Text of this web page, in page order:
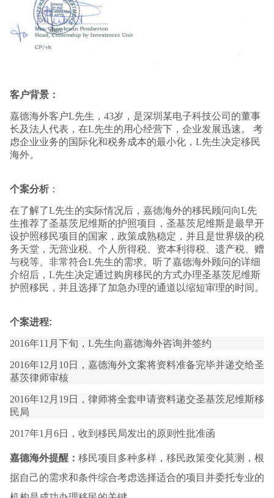
客户背景：
嘉德海外客户L先生，43岁，是深圳某电子科技公司的董事
长及法人代表，在L先生的用心经营下，企业发展迅速。 考
虑企业业务的国际化和税务成本的最小化，L先生决定移民
海外。
个案分析：
在了解了L先生的实际情况后，嘉德海外的移民顾问向L先
生推荐了圣基茨尼维斯的护照项目，圣基茨尼维斯是最早开
设护照移民项目的国家，政策成熟稳定，并且是世界级的税
务天堂，无营业税、个人所得税、资本利得税、遗产税、赠
与税等、非常符合L先生的需求。听了嘉德海外顾问的详细
介绍后，L先生决定通过购房移民的方式办理圣基茨尼维斯
护照移民，并且选择了加急办理的通道以缩短审理的时间。
个案进程:
2016年11月下旬，L先生向嘉德海外咨询并签约
2016年12月10日，嘉德海外文案将资料准备完毕并递交给圣
基茨律师审核
2016年12月19日，律师将全套申请资料递交圣基茨尼维斯移
民局
2017年1月6日，收到移民局发出的原则性批准函
嘉德海外提醒： 移民项目多种多样，移民政策变化莫测，根
据自己的需求和条件综合考虑选择适合的项目并委托专业的